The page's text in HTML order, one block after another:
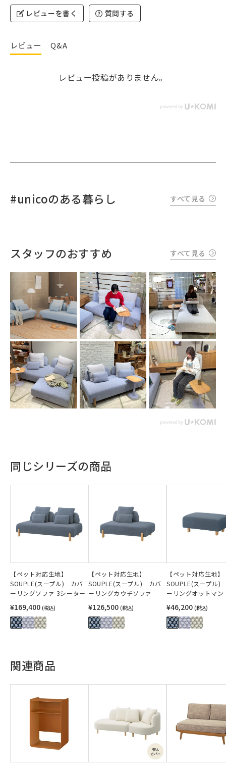
レビューを書く 質問する
レビュー Q&A
レビュー投稿がありません。
#unicoのある暮らし すべて見る
スタッフのおすすめ すべて見る
同じシリーズの商品
【ペット対応生地】
SOUPLE(スープル) カバ
ーリングソファ 3シーター
¥169,400 (税込)
【ペット対応生地】
SOUPLE(スープル) カバ
ーリングカウチソファ
¥126,500 (税込)
【ペット対応生地
SOUPLE(スープル
ーリングオットマン
¥46,200 (税込)
関連商品